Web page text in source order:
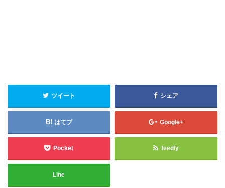
ツイート シェア
はてブ Google+
Pocket feedly
Line